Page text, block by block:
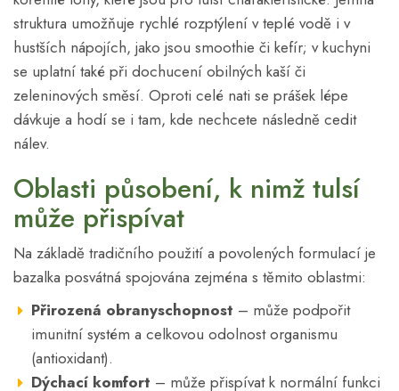
struktura umožňuje rychlé rozptýlení v teplé vodě i v
hustších nápojích, jako jsou smoothie či kefír; v kuchyni
se uplatní také při dochucení obilných kaší či
zeleninových směsí. Oproti celé nati se prášek lépe
dávkuje a hodí se i tam, kde nechcete následně cedit
nálev.
Oblasti působení, k nimž tulsí
může přispívat
Na základě tradičního použití a povolených formulací je
bazalka posvátná spojována zejména s těmito oblastmi:
Přirozená obranyschopnost – může podpořit
imunitní systém a celkovou odolnost organismu
(antioxidant).
Dýchací komfort – může přispívat k normální funkci